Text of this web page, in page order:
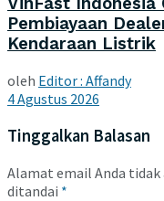
Pembiayaan
Kendaraan Listrik
oleh Editor : Affandy
4 Agustus 2026
Tinggalkan Balasan
Alamat email Anda
ditandai *